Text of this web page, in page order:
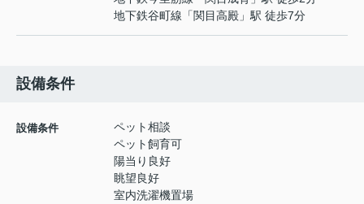
地下鉄谷町線 「関目高殿 」駅 徒歩7分
設備条件
設備条件
ペット相談
ペット飼育可
陽当り良好
眺望良好
室内洗濯機置場